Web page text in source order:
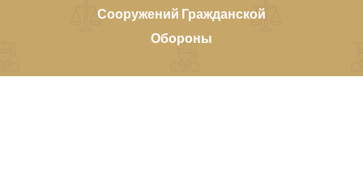
Сооружений Гражданской
Обороны